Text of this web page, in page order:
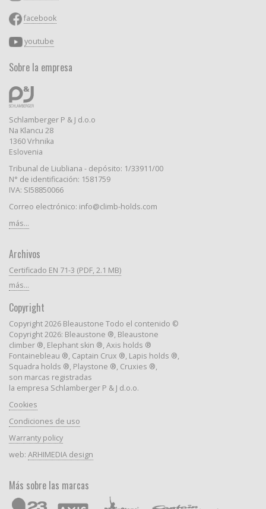
facebook
youtube
Sobre la empresa
Schlamberger P & J d.o.o
Na Klancu 28
1360 Vrhnika
Eslovenia
Tribunal de Liubliana - depósito: 1/33911/00
N° de identificación: 1581759
IVA: SI58850066
Correo electrónico: info@climb-holds.com
más...
Archivos
Certificado EN 71-3 (PDF, 2.1 MB)
más...
Copyright
Copyright 2026 Bleaustone Todo el contenido ©
Copyright 2026: Bleaustone ®, Bleaustone
climber ®, Elephant skin ®, Axis holds ®
Fontainebleau ®, Captain Crux ®, Lapis holds ®,
Squadra holds ®, Playstone ®, Cruxies ®,
son marcas registradas
la empresa Schlamberger P & J d.o.o.
Cookies
Condiciones de uso
Warranty policy
web: ARHIMEDIA design
Más sobre las marcas